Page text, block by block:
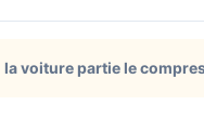
la voiture partie le